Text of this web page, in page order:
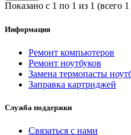
Показано с 1 по 1 из 1 (всего
Информация
Ремонт компьютеров
Ремонт ноутбуков
Замена термопасты
Заправка картриджей
Служба поддержки
Связаться с нами